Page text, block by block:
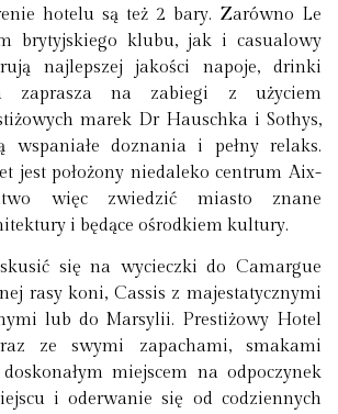
hotelu są też 2 bary. Zarówno Le
brytyjskiego klubu, jak i casualowy
najlepszej jakości napoje, drinki
zaprasza na zabiegi z użyciem
marek Dr Hauschka i Sothys,
wspaniałe doznania i pełny relaks.
jest położony niedaleko centrum Aix-
więc zwiedzić miasto znane
i będące ośrodkiem kultury.
się na wycieczki do Camargue
rasy koni, Cassis z majestatycznymi
lub do Marsylii. Prestiżowy Hotel
ze swymi zapachami, smakami
miejscem na odpoczynek
i oderwanie się od codziennych